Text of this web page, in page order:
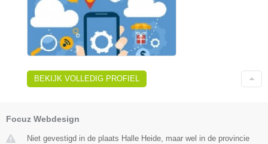
BEKIJK VOLLEDIG PROFIEL
Focuz Webdesign
Niet gevestigd in de plaats Halle Heide, maar wel in de provincie